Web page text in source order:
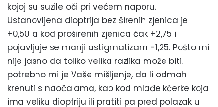
kojoj su suzile oči pri većem naporu.
Ustanovljena dioptrija bez širenih zjenica je
+0,50 a kod proširenih zjenica čak +2,75 i
pojavljuje se manji astigmatizam -1,25. Pošto mi
nije jasno da toliko velika razlika može biti,
potrebno mi je Vaše mišljenje, da li odmah
krenuti s naočalama, kao kod mlađe kćerke koja
ima veliku dioptriju ili pratiti pa pred polazak u